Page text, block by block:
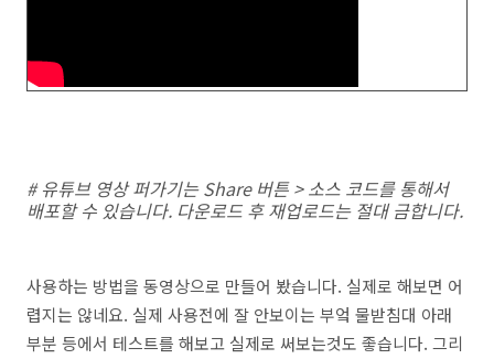
# 유튜브 영상 퍼가기는 Share 버튼 > 소스 코드를 통해서
배포할 수 있습니다. 다운로드 후 재업로드는 절대 금합니다.
사용하는 방법을 동영상으로 만들어 봤습니다. 실제로 해보면 어
렵지는 않네요. 실제 사용전에 잘 안보이는 부엌 물받침대 아래
부분 등에서 테스트를 해보고 실제로 써보는것도 좋습니다. 그리